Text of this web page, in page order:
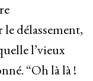
délassement,
l’vieux
“Oh là là !